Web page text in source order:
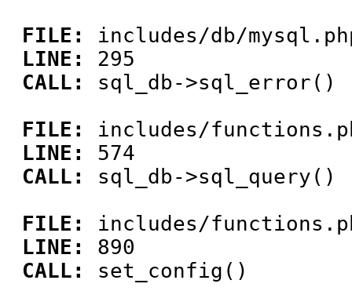
FILE:
includes/db/
LINE:
295
CALL:
sql_db->sql_error()
FILE:
includes/
LINE:
574
CALL:
sql_db->sql_query()
FILE:
includes/
LINE:
890
CALL:
set_config()